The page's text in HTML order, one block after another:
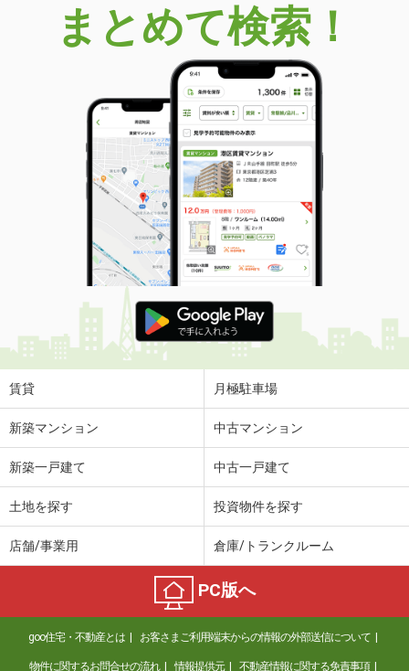
まとめて検索！
賃貸 月極駐車場
新築マンション 中古マンション
新築一戸建て 中古一戸建て
土地を探す 投資物件を探す
店舗/事業用 倉庫/トランクルーム
PC版へ
goo住宅・不動産とは お客さまご利用端末からの情報の外部送信について
物件に関するお問合せの流れ 情報提供元 不動産情報に関する免責事項